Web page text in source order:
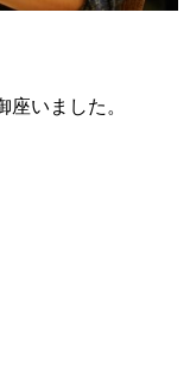
いました。